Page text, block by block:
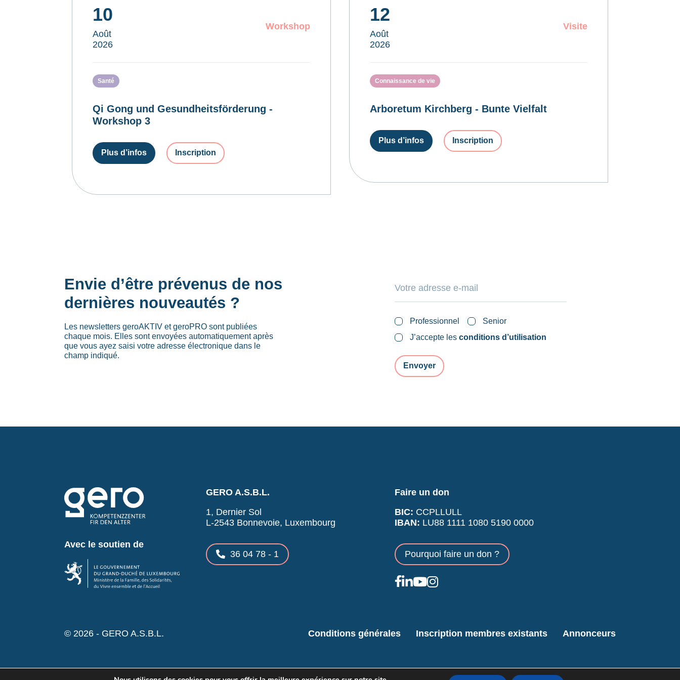
10
Août
2026
Workshop
Santé
Qi Gong und Gesundheitsförderung -
Workshop 3
Plus d’infos Inscription
12
Août
2026
Visite
Connaissance de vie
Arboretum Kirchberg - Bunte Vielfalt
Plus d’infos Inscription
Envie d’être prévenus de nos
dernières nouveautés ?
Les newsletters geroAKTIV et geroPRO sont publiées
chaque mois. Elles sont envoyées automatiquement après
que vous ayez saisi votre adresse électronique dans le
champ indiqué.
Professionnel
Senior
J’accepte lesconditions d’utilisation
Avec le soutien de
GERO A.S.B.L.
1, Dernier Sol
L-2543 Bonnevoie, Luxembourg
36 04 78 - 1
Faire un don
BIC: CCPLLULL
IBAN: LU88 1111 1080 5190 0000
Pourquoi faire un don ?
© 2026 - GERO A.S.B.L. Conditions générales Inscription membres existants Annonceurs